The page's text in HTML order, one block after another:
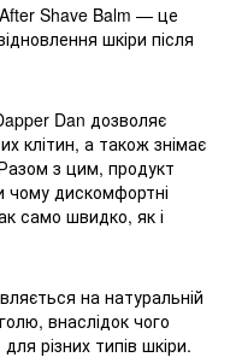
Shave Balm — це
шкіри після
Dan дозволяє
клітин, а також знімає
з цим, продукт
чому дискомфортні
само швидко, як і
на натуральній
внаслідок чого
різних типів шкіри.